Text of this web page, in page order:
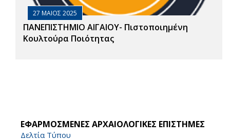
27 ΜΑΙΟΣ 2025
ΠΑΝΕΠΙΣΤΗΜΙΟ ΑΙΓΑΙΟΥ- Πιστοποιημένη
Κουλτούρα Ποιότητας
ΕΦΑΡΜΟΣΜΕΝΕΣ ΑΡΧΑΙΟΛΟΓΙΚΕΣ ΕΠΙΣΤΗΜΕΣ
Δελτία Τύπου